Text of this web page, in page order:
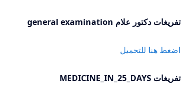
تفريغات دكتور علام general examination
اضغط هنا للتحميل
تفريغات MEDICINE_IN_25_DAYS